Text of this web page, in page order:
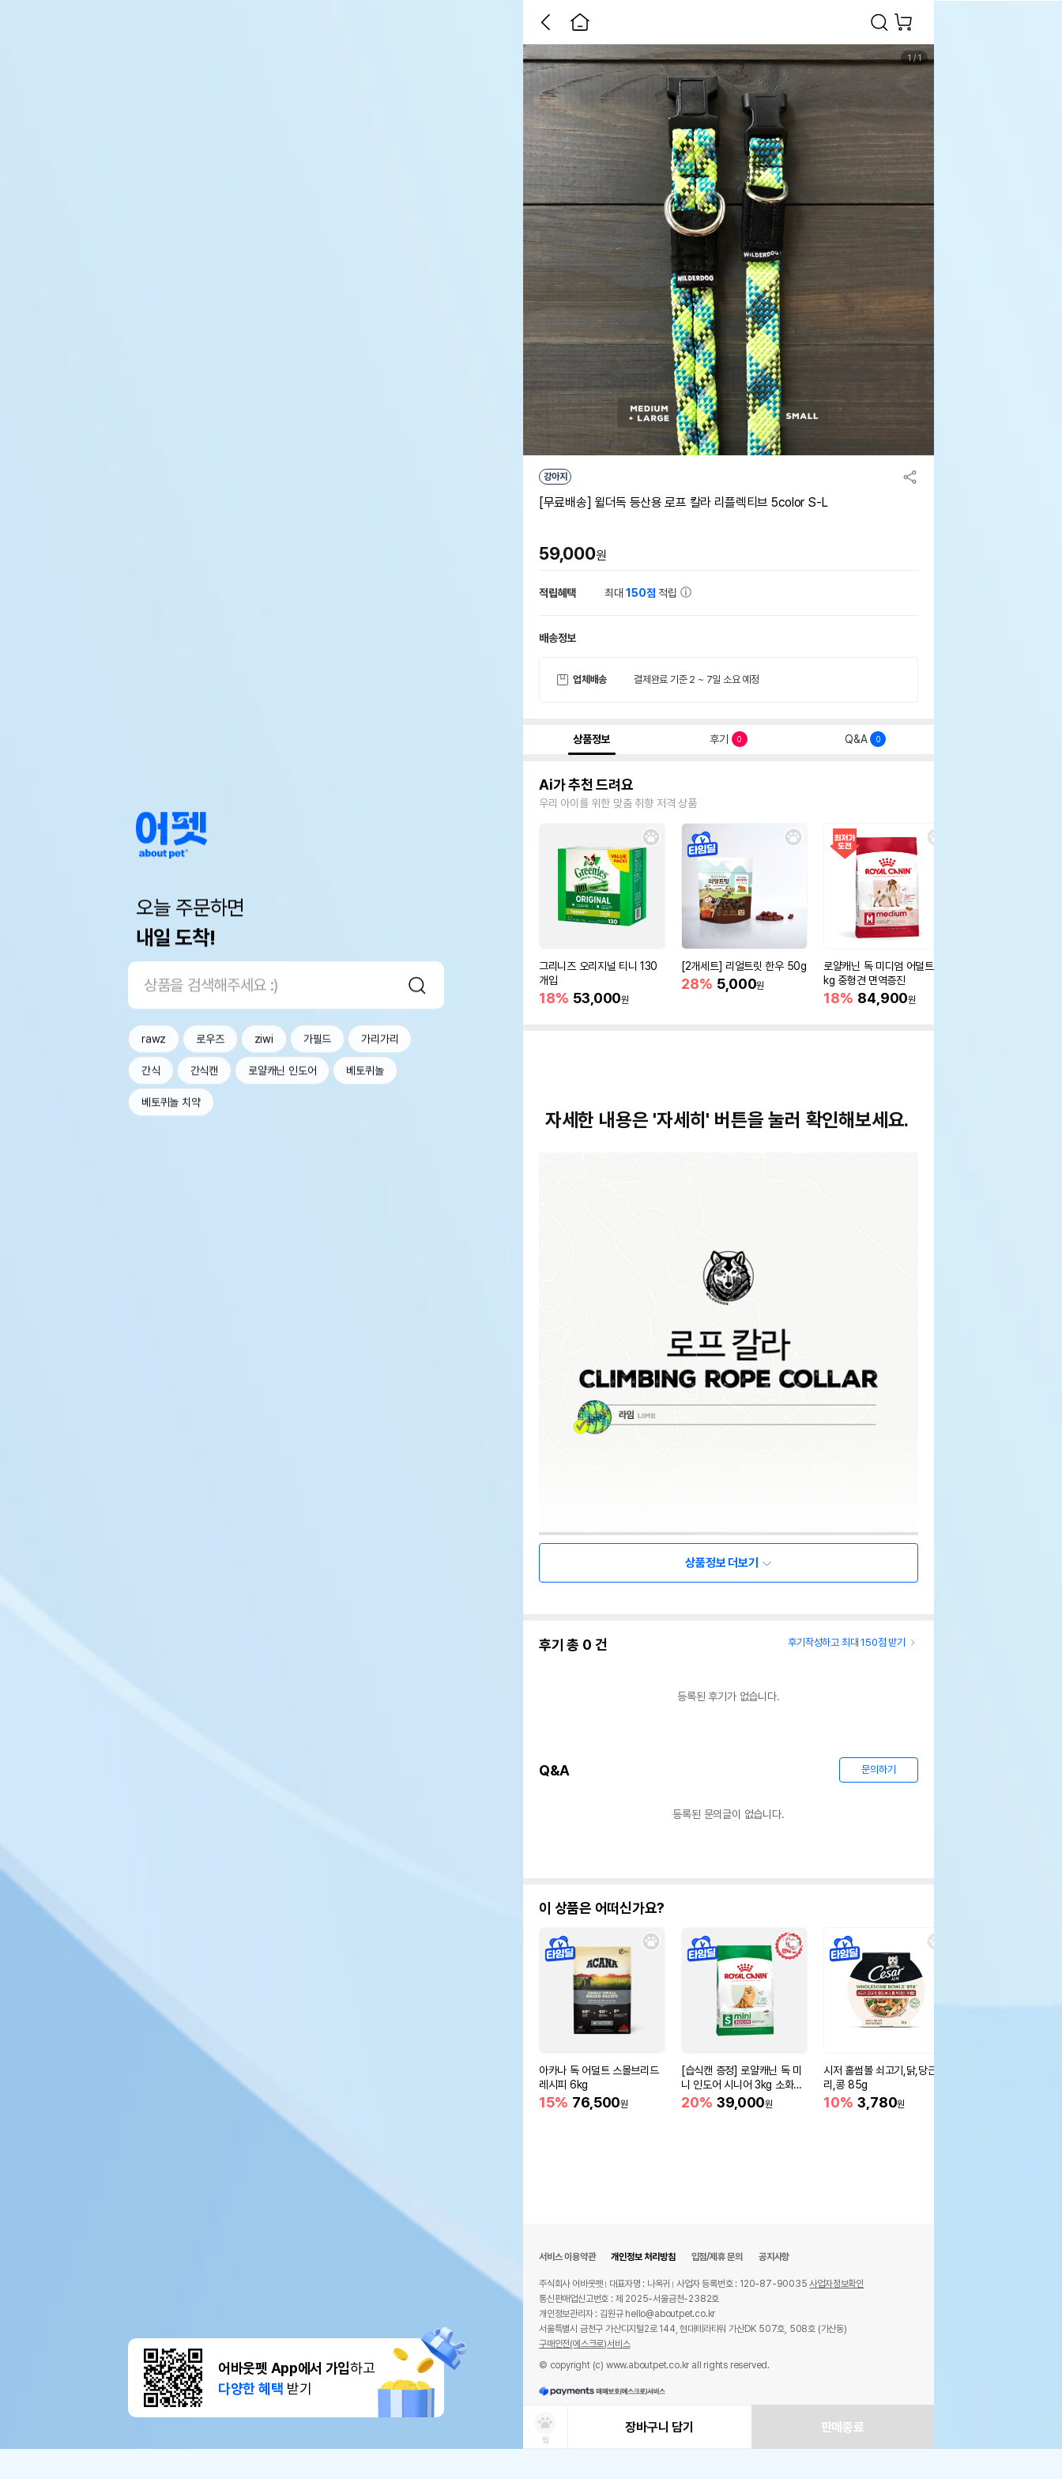
오늘 주문하면
내일 도착!
rawz 로우즈 ziwi 가필드 가리가리
간식 간식캔 로얄캐닌 인도어 베토퀴놀
베토퀴놀 치약
어바웃펫 App에서 가입하고
다양한 혜택 받기
1/1
강아지
[무료배송] 윌더독 등산용 로프 칼라 리플렉티브 5color S-L
59,000원
적립혜택 최대150점 적립
배송정보
업체배송 결제완료 기준 2 ~ 7일 소요 예정
상품정보 후기 0 Q&A 0
Ai가 추천 드려요
우리 아이를 위한 맞춤 취향 저격 상품
그리니즈 오리지널 티니 130
개입
18% 53,000원
[2개세트] 리얼트릿 한우 50g
28% 5,000원
로얄캐닌 독 미디엄 어덜트 10
kg 중형견 면역증진
18% 84,900원
자세한 내용은 '자세히' 버튼을 눌러 확인해보세요.
상품정보 더보기
후기 총 0 건 후기작성하고 최대 150점 받기
등록된 후기가 없습니다.
Q&A 문의하기
등록된 문의글이 없습니다.
이 상품은 어떠신가요?
아카나 독 어덜트 스몰브리드
레시피 6kg
15% 76,500원
[습식캔 증정] 로얄캐닌 독 미
니 인도어 시니어 3kg 소화도
움
20% 39,000원
시저 홀썸볼 쇠고기,닭,당근,보
리,콩 85g
10% 3,780원
찜
장바구니 담기 판매종료
서비스 이용약관 개인정보 처리방침 입점/제휴 문의 공지사항
주식회사 어바웃펫 대표자명 : 나옥귀 사업자 등록번호 : 120-87-90035사업자정보확인
통신판매업신고번호 : 제 2025-서울금천-2382호
개인정보관리자 : 김원규 hello@aboutpet.co.kr
서울특별시 금천구 가산디지털2로 144, 현대테라타워 가산DK 507호, 508호 (가산동)
구매안전(에스크로)서비스
© copyright (c) www.aboutpet.co.kr all rights reserved.